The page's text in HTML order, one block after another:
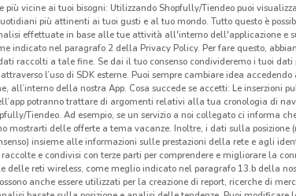
vicine ai tuoi bisogni: Utilizzando Shopfully/Tiendeo puoi
più attinenti ai tuoi gusti e al tuo mondo. Tutto questo è
effettuate in base alle tue attività all'interno dell'applicazione e
indicato nel paragrafo 2 della Privacy Policy. Per fare questo,
raccolti a tale fine. Se dai il tuo consenso condivideremo i tuoi dati
l’uso di SDK esterne. Puoi sempre cambiare idea accedendo
all’interno della nostra App. Cosa succede se accetti: Le inserzioni
potranno trattare di argomenti relativi alla tua cronologia di
Tiendeo. Ad esempio, se un servizio a noi collegato ci informa
mostrarti delle offerte a tema vacanze. Inoltre, i dati sulla posizione
insieme alle informazioni sulle prestazioni della rete e agli
raccolte e condivisi con terze parti per comprendere e migliorare la
delle reti wireless, come meglio indicato nel paragrafo 13.b della
anche essere utilizzati per la creazione di report, ricerche di